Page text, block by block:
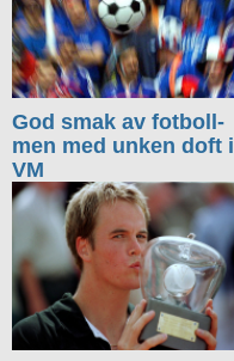
God smak av fotboll-
men med unken doft i
VM